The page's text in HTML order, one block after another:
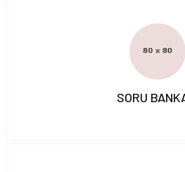
SORU